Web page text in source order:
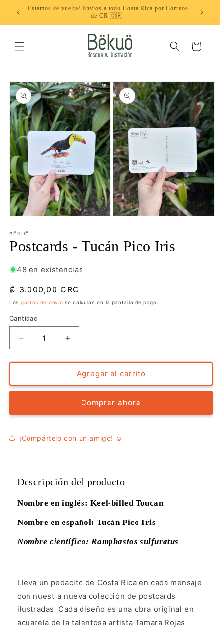
directamente
¡Estamos de vuelta! Envíos a todo Costa Rica por Correos
de CR 🇨🇷
Carrito
directamente
a la
información
del producto
multimedia
1
en
modal
en
BËKUÖ
Postcards - Tucán Pico Iris
48 en existencias
Precio
habitual
₡ 3.000,00 CRC
Los gastos de envío se calculan en la pantalla de pago.
Cantidad
Reducir
cantidad
para
-
Tucán
Iris
Aumentar
cantidad
para
Postcards
-
Tucán
Pico
Iris
Agregar al carrito
Comprar ahora
¡Compártelo con un amigo! ☺️
Descripción del producto
Nombre en inglés: Keel-billed Toucan
Nombre en español: Tucán Pico Iris
Nombre científico: Ramphastos sulfuratus
Lleva un pedacito de Costa Rica en cada mensaje
con nuestra nueva colección de postcards
ilustradas. Cada diseño es una obra original en
acuarela de la talentosa artista Tamara Rojas